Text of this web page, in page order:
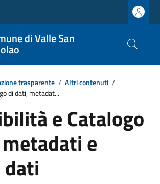
di Valle San
trasparente / Altri contenuti /
di dati, metadat...
e Catalogo
e
dati